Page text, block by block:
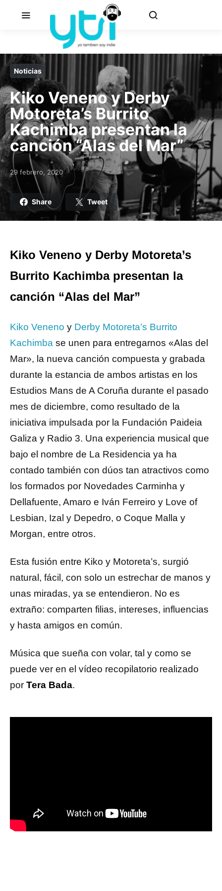
Noticias
Kiko Veneno y Derby
Motoreta’s Burrito
Kachimba presentan la
canción “Alas del Mar”
Posted on
29 febrero, 2020
Share Tweet
Kiko Veneno y Derby Motoreta’s
Burrito Kachimba presentan la
canción “Alas del Mar”
Kiko Veneno y Derby Motoreta’s Burrito
Kachimba se unen para entregarnos «Alas del
Mar», la nueva canción compuesta y grabada
durante la estancia de ambos artistas en los
Estudios Mans de A Coruña durante el pasado
mes de diciembre, como resultado de la
iniciativa impulsada por la Fundación Paideia
Galiza y Radio 3. Una experiencia musical que
bajo el nombre de La Residencia ya ha
contado también con dúos tan atractivos como
los formados por Novedades Carminha y
Dellafuente, Amaro e Iván Ferreiro y Love of
Lesbian, Izal y Depedro, o Coque Malla y
Morgan, entre otros.
Esta fusión entre Kiko y Motoreta’s, surgió
natural, fácil, con solo un estrechar de manos y
unas miradas, ya se entendieron. No es
extraño: comparten filias, intereses, influencias
y hasta amigos en común.
Música que sueña con volar, tal y como se
puede ver en el vídeo recopilatorio realizado
por Tera Bada.